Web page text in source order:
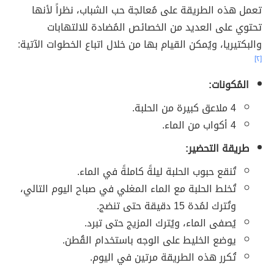
تعمل هذه الطريقة على مُعالجة حب الشباب، نظراً لأنها
تحتوي على العديد من الخصائص المُضادة للالتهابات
والبكتيريا، ويُمكن القيام بها من خلال اتباع الخطوات الآتية:
[٢]
المُكونات:
4 ملاعق كبيرة من الحلبة.
4 أكواب من الماء.
طريقة التحضير:
تُنقع حبوب الحلبة ليلةً كاملةً في الماء.
تُخلط الحلبة مع الماء المغلي في صباح اليوم التالي،
وتُترك لمُدة 15 دقيقة حتى تنضج.
يُصفى الماء، ويُترك المزيج حتى تبرد.
يوضع الخليط على الوجه باستخدام القُطن.
تُكرر هذه الطريقة مرتين في اليوم.